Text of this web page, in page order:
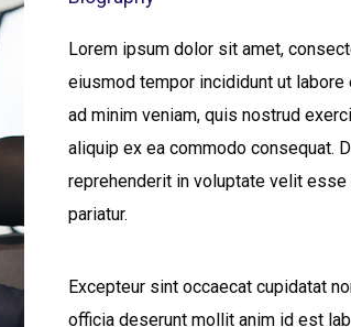
Lorem ipsum dolor sit amet,
eiusmod tempor incididunt ut labore
ad minim veniam, quis nostrud
aliquip ex ea commodo consequat.
reprehenderit in voluptate velit
pariatur.
Excepteur sint occaecat cupidatat
officia deserunt mollit anim id est